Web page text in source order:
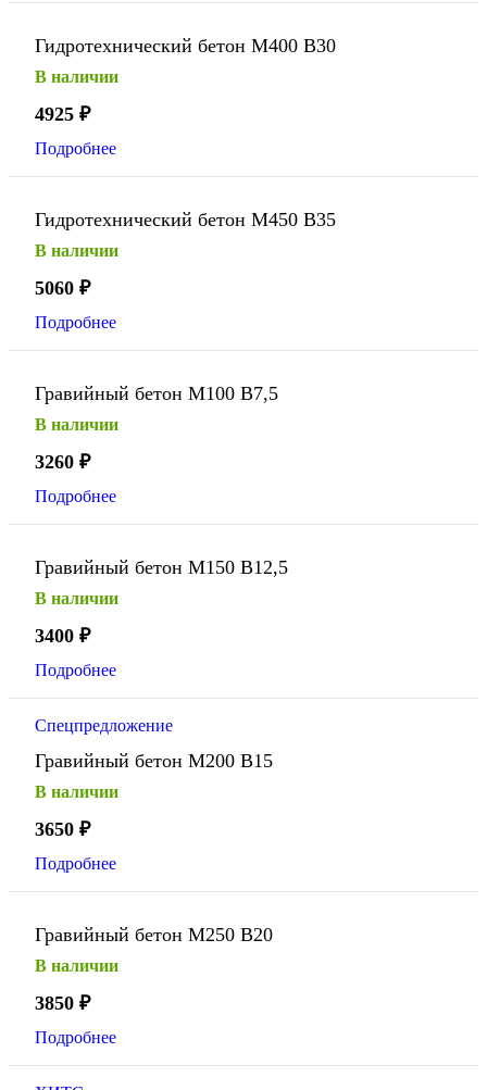
Гидротехнический бетон М400 В30
В наличии
4925 ₽
Подробнее
Гидротехнический бетон М450 В35
В наличии
5060 ₽
Подробнее
Гравийный бетон М100 В7,5
В наличии
3260 ₽
Подробнее
Гравийный бетон М150 В12,5
В наличии
3400 ₽
Подробнее
Спецпредложение
Гравийный бетон М200 В15
В наличии
3650 ₽
Подробнее
Гравийный бетон М250 В20
В наличии
3850 ₽
Подробнее